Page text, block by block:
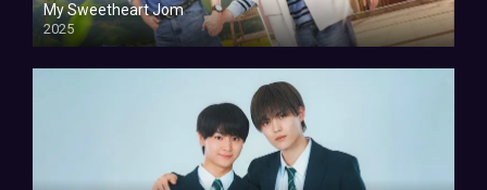
My Sweetheart Jom
2025